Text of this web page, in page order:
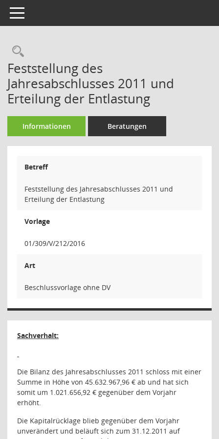
Toggle navigation
Rechercheauswahl
Feststellung des
Jahresabschlusses 2011 und
Erteilung der Entlastung
Informationen Beratungen
Betreff
Feststellung des Jahresabschlusses 2011 und
Erteilung der Entlastung
Vorlage
01/309/V/212/2016
Art
Beschlussvorlage ohne DV
Sachverhalt:
Die Bilanz des Jahresabschlusses 2011 schloss mit einer
Summe in Höhe von 45.632.967,96 € ab und hat sich
somit um 1.021.656,92 € gegenüber dem Vorjahr
erhöht.
Die Kapitalrücklage blieb gegenüber dem Vorjahr
unverändert und beläuft sich zum 31.12.2011 auf